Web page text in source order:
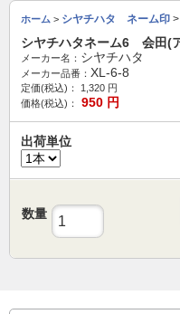
ホーム > シヤチハタ ネーム印 >
シヤチハタネーム6 会田(
メーカー名： シヤチハタ
メーカー品番： XL-6-8
定価(税込)： 1,320 円
価格(税込)：
950 円
出荷単位
数量